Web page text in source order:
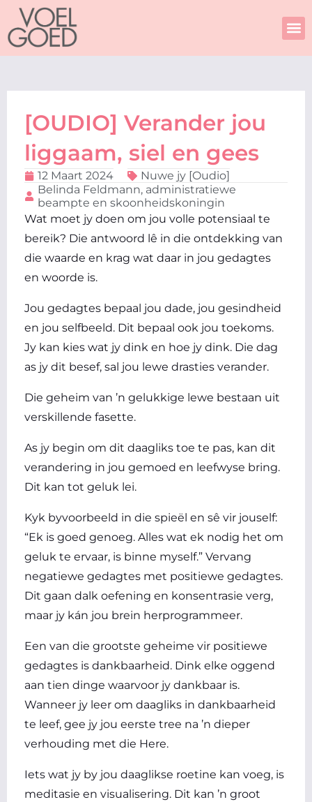
Skip
content
[OUDIO] Verander jou
liggaam, siel en gees
12 Maart 2024
Nuwe jy [Oudio]
Belinda Feldmann, administratiewe
beampte en skoonheidskoningin
Wat moet jy doen om jou volle potensiaal te
bereik? Die antwoord lê in die ontdekking van
die waarde en krag wat daar in jou gedagtes
en woorde is.
Jou gedagtes bepaal jou dade, jou gesindheid
en jou selfbeeld. Dit bepaal ook jou toekoms.
Jy kan kies wat jy dink en hoe jy dink. Die dag
as jy dit besef, sal jou lewe drasties verander.
Die geheim van ’n gelukkige lewe bestaan uit
verskillende fasette.
As jy begin om dit daagliks toe te pas, kan dit
verandering in jou gemoed en leefwyse bring.
Dit kan tot geluk lei.
Kyk byvoorbeeld in die spieël en sê vir jouself:
“Ek is goed genoeg. Alles wat ek nodig het om
geluk te ervaar, is binne myself.” Vervang
negatiewe gedagtes met positiewe gedagtes.
Dit gaan dalk oefening en konsentrasie verg,
maar jy kán jou brein herprogrammeer.
Een van die grootste geheime vir positiewe
gedagtes is dankbaarheid. Dink elke oggend
aan tien dinge waarvoor jy dankbaar is.
Wanneer jy leer om daagliks in dankbaarheid
te leef, gee jy jou eerste tree na ’n dieper
verhouding met die Here.
Iets wat jy by jou daaglikse roetine kan voeg, is
meditasie en visualisering. Dit kan ’n groot